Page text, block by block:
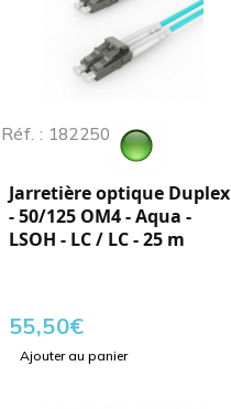
Réf. : 182250
Jarretière optique Duplex
- 50/125 OM4 - Aqua -
LSOH - LC / LC - 25 m
55,50€
Ajouter au panier